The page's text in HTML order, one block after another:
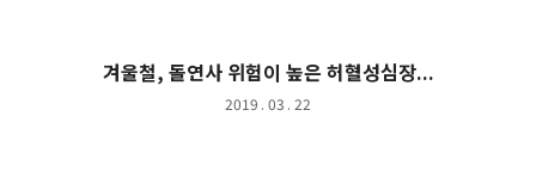
겨울철, 돌연사 위험이 높은 허혈성심장...
2019 . 03 . 22